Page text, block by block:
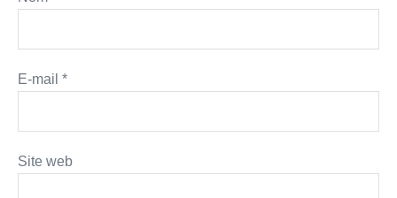
E-mail *
Site web